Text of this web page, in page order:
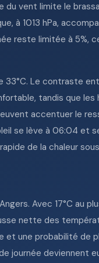
vent limite le
à 1013 hPa,
reste limitée à 5%,
33°C. Le contraste
tandis que les
accentuer le
se lève à 06:04 et
de la chaleur
Avec 17°C au
nette des
et une probabilité de
journée deviennent